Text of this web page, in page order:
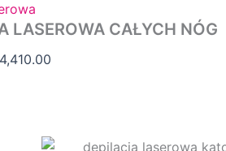
LASEROWA CAŁYCH NÓG
4,410.00